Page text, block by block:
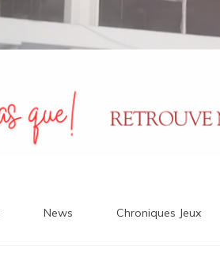
News Chroniques Jeux